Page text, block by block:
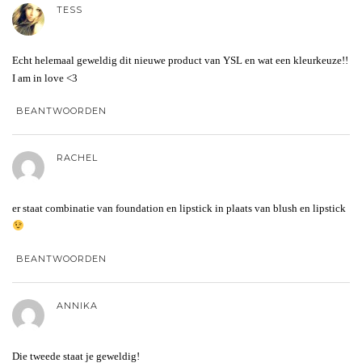
TESS
Echt helemaal geweldig dit nieuwe product van YSL en wat een kleurkeuze!!
I am in love <3
BEANTWOORDEN
RACHEL
er staat combinatie van foundation en lipstick in plaats van blush en lipstick
BEANTWOORDEN
ANNIKA
Die tweede staat je geweldig!